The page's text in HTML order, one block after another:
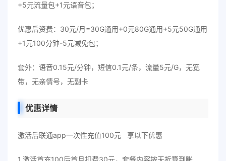
+5元流量包+1元语音包；
优惠后资费：30元/月=30G通用+0元80G通用+5元50G通用
+1元100分钟-5元减免包；
套外：语音0.15元/分钟，短信0.1元/条，流量5元/G，无宽
带，无亲情号，无副卡
优惠详情
激活后联通app一次性充值100元 享以下优惠
1.激活首充100后首月扣费30元，套餐内容按天折算到账